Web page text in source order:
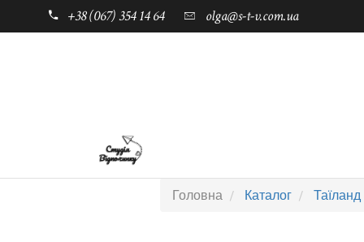
+38 (067) 354 14 64 olga@s-t-v.com.ua
Головна Каталог Таїланд